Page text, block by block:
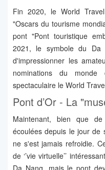
Fin 2020, le World
"Oscars du tourisme
pont "Pont touristique
2021, le symbole du Da
d'impressionner les
nominations du monde
spectaculaire le World
Pont d’Or - La
Maintenant, bien que
écoulées depuis le jour de
ne s'est jamais refroidie.
de ‘’vie virtuelle’’